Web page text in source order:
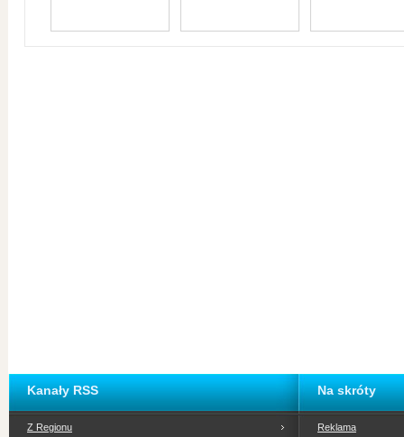
Kanały RSS
Z Regionu
Na skróty
Reklama